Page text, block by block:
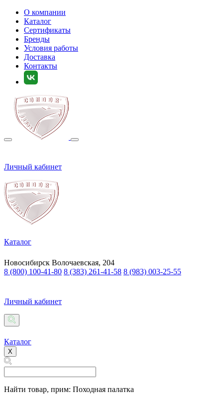
О компании
Каталог
Сертификаты
Бренды
Условия работы
Доставка
Контакты
Личный кабинет
Каталог
Новосибирск Волочаевская, 204
8 (800) 100-41-80 8 (383) 261-41-58 8 (983) 003-25-55
Личный кабинет
Каталог
X
Найти товар, прим: Походная палатка